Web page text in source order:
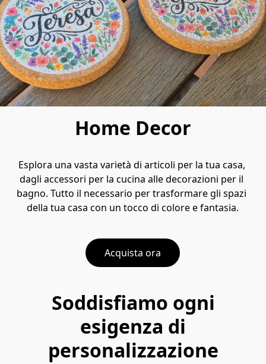
Home Decor
Esplora una vasta varietà di articoli per la tua casa,
dagli accessori per la cucina alle decorazioni per il
bagno. Tutto il necessario per trasformare gli spazi
della tua casa con un tocco di colore e fantasia.
Acquista ora
Soddisfiamo ogni
esigenza di
personalizzazione